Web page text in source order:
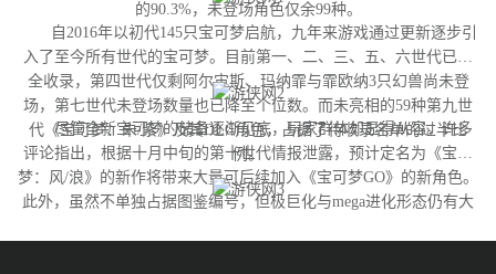
的90.3%，未登场角色仅余99种。
自2016年以初代145只宝可梦启航，九年来游戏通过更新逐步引
入了至今所有世代的宝可梦。目前第一、二、三、五、六世代已完
全收录，第四世代仅剩阿尔宙斯、玛纳霏与霏欧纳3只幻兽尚未登
场，第七世代未登场数量也已降至个位数。而未亮相的59种第九世
代《宝可梦：朱/紫》及其DLC角色，占据了待收录名单的过半比
例。
尽管全新宝可梦的储备逐渐见底，玩家群体却显得从容。许多
评论指出，根据十月中旬的第十世代情报泄露，预计定名为《宝可
梦：风/浪》的新作将带来大量可后续加入《宝可梦GO》的新角色。
此外，虽然不单独占据图鉴编号，但极巨化与mega进化形态仍有大